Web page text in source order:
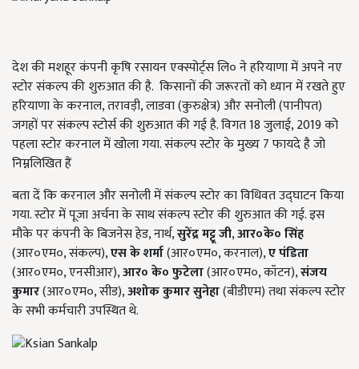
देश की मशहूर कंपनी कृषि रसायन एक्स्पोर्ट्स लि० ने हरियाणा में अपने नए
स्टोर संकल्प की शुरुआत की है. किसानों की जरूरतों को ध्यान में रखते हुए
हरियाणा के करनाल, तरावड़ी, लाडवा (कुरुक्षेत्र) और सनोली (पानीपत)
जगहों पर संकल्प स्टोर्स की शुरुआत की गई है. विगत 18 जुलाई, 2019 को
पहला स्टोर करनाल में खोला गया. संकल्प स्टोर के मुख्य 7 फायदे है जो
निम्नलिखित हैं
बता दें कि करनाल और सनोली में संकल्प स्टोर का विधिवत उद्घाटन किया
गया. स्टोर में पूजा अर्चना के साथ संकल्प स्टोर की शुरुआत की गई. इस
मौके पर कंपनी के बिजनेस हेड, नार्थ,सुरेंद्र मट्टू जी,आर०के० सिंह
(आर०एम०, संकल्प),एस के शर्मा(आर०एम०, करनाल),ए पंडिता
(आर०एम०, एनसीआर),आर० के० फुटेला(आर०एम०, कॉटन),संजय
कुमार(आर०एम०, सीड),अशोक कुमार सुनेहा(बीडीएम) तथा संकल्प स्टोर
के सभी कर्मचारी उपस्थित थे.